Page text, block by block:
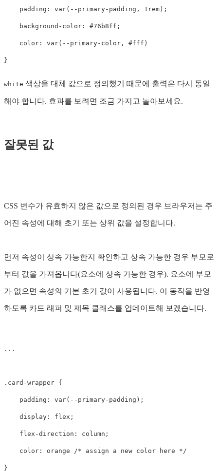
padding : var( --primary-padding , 1rem );
background-color : #76b8ff ;
color : var( --primary-color , #fff )
}
white 색상을 대체 값으로 정의했기 때문에 출력은 다시 동일
해야 합니다. 효과를 보려면 조금 가지고 놀아보세요.
잘못된 값
CSS 변수가 유효하지 않은 값으로 정의된 경우 브라우저는 주
어진 속성에 대해 초기 또는 상위 값을 설정합니다.
먼저 속성이 상속 가능한지 확인하고 상속 가능한 경우 부모로
부터 값을 가져옵니다(요소에 상속 가능한 경우). 요소에 부모
가 없으면 속성의 기본 초기 값이 사용됩니다. 이 동작을 반영
하도록 카드 래퍼 및 제목 클래스를 업데이트해 보겠습니다.
...
.card-wrapper {
padding : var( --primary-padding );
display : flex ;
flex-direction : column ;
color : orange /* assign a new color here */
}